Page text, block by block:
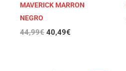
MAVERICK MARRON
NEGRO
44,99€ 40,49€